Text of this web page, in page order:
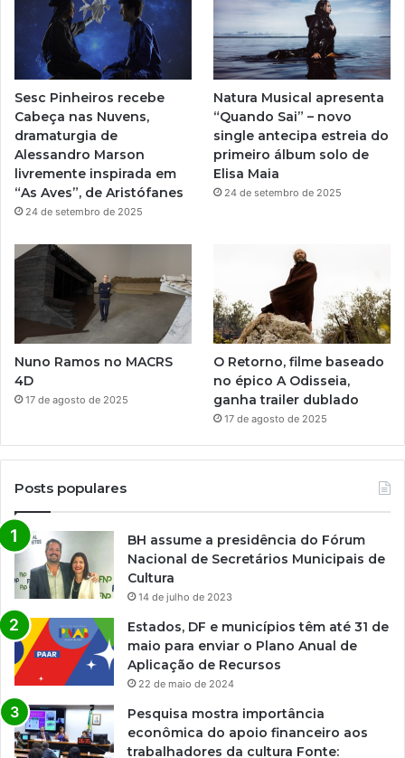
e
g
r
a
m
Sesc Pinheiros recebe
Cabeça nas Nuvens,
dramaturgia de
Alessandro Marson
livremente inspirada em
“As Aves”, de Aristófanes
24 de setembro de 2025
Natura Musical apresenta
“Quando Sai” – novo
single antecipa estreia do
primeiro álbum solo de
Elisa Maia
24 de setembro de 2025
Nuno Ramos no MACRS
4D
17 de agosto de 2025
O Retorno, filme baseado
no épico A Odisseia,
ganha trailer dublado
17 de agosto de 2025
Posts populares
BH assume a presidência do Fórum
Nacional de Secretários Municipais de
Cultura
14 de julho de 2023
Estados, DF e municípios têm até 31 de
maio para enviar o Plano Anual de
Aplicação de Recursos
22 de maio de 2024
Pesquisa mostra importância
econômica do apoio financeiro aos
trabalhadores da cultura Fonte: